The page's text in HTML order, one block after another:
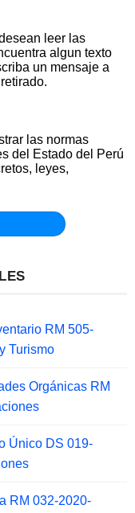
leer las
algun texto
un mensaje a
las normas
del Estado del Perú
leyes,
RM 505-
Turismo
Orgánicas RM
Único DS 019-
RM 032-2020-